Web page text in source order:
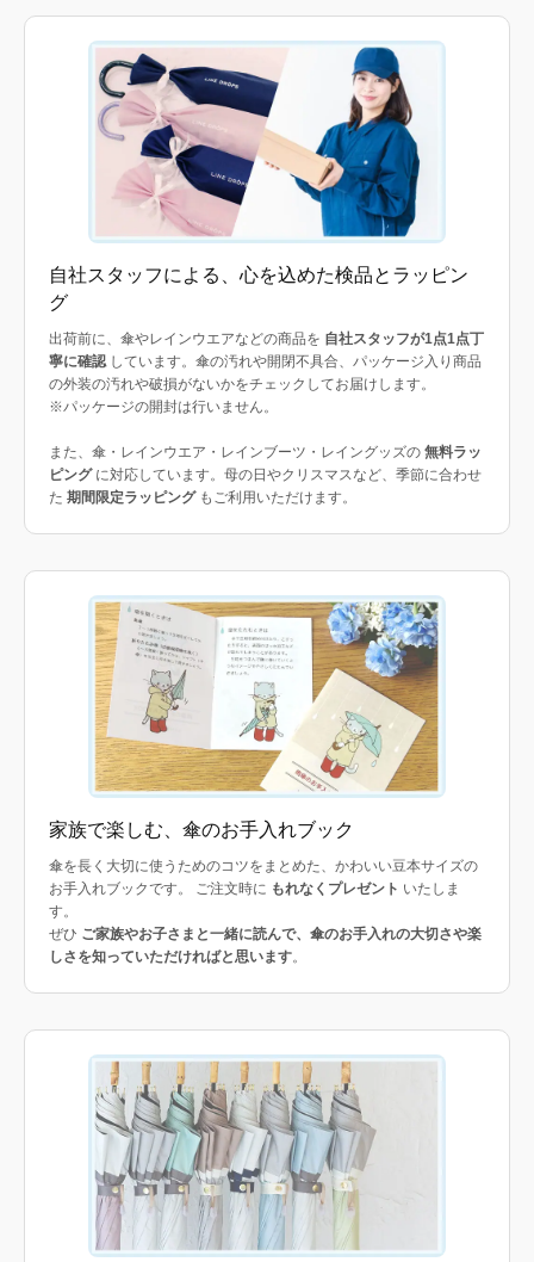
自社スタッフによる、心を込めた検品とラッピン
グ
出荷前に、傘やレインウエアなどの商品を 自社スタッフが1点1点丁
寧に確認しています。傘の汚れや開閉不具合、パッケージ入り商品
の外装の汚れや破損がないかをチェックしてお届けします。
※パッケージの開封は行いません。
また、傘・レインウエア・レインブーツ・レイングッズの 無料ラッ
ピングに対応しています。母の日やクリスマスなど、季節に合わせ
た 期間限定ラッピングもご利用いただけます。
家族で楽しむ、傘のお手入れブック
傘を長く大切に使うためのコツをまとめた、かわいい豆本サイズの
お手入れブックです。 ご注文時に もれなくプレゼント いたしま
す。
ぜひ ご家族やお子さまと一緒に読んで、傘のお手入れの大切さや楽
しさを知っていただければと思います。